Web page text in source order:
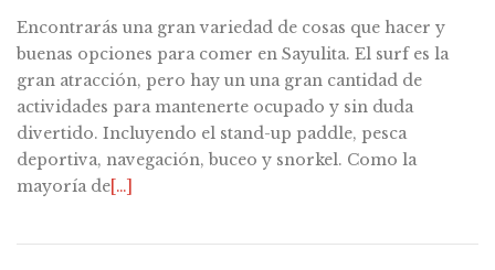
Encontrarás una gran variedad de cosas que hacer y
buenas opciones para comer en Sayulita. El surf es la
gran atracción, pero hay un una gran cantidad de
actividades para mantenerte ocupado y sin duda
divertido. Incluyendo el stand-up paddle, pesca
deportiva, navegación, buceo y snorkel. Como la
mayoría de[…]